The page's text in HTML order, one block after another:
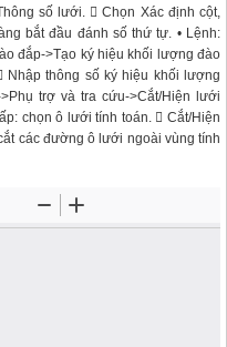
số lưới.  Chọn Xác định cột,
bắt đầu đánh số thứ tự. • Lệnh:
đắp->Tạo ký hiệu khối lượng đào
thông số ký hiệu khối lượng
trợ và tra cứu->Cắt/Hiện lưới
chọn ô lưới tính toán.  Cắt/Hiện
các đường ô lưới ngoài vùng tính